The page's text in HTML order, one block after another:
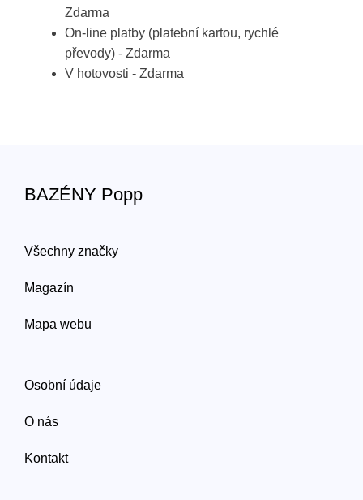
Zdarma
On-line platby (platební kartou, rychlé
převody) - Zdarma
V hotovosti - Zdarma
BAZÉNY Popp
Všechny značky
Magazín
Mapa webu
Osobní údaje
O nás
Kontakt